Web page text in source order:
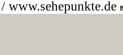
www.sehepunkte.de